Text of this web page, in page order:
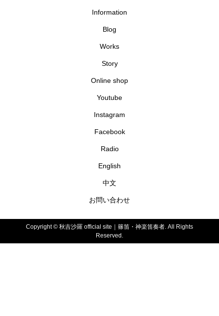
Information
Blog
Works
Story
Online shop
Youtube
Instagram
Facebook
Radio
English
中文
お問い合わせ
Copyright © 秋吉沙羅 official site｜篠笛・神楽笛奏者. All Rights
Reserved.